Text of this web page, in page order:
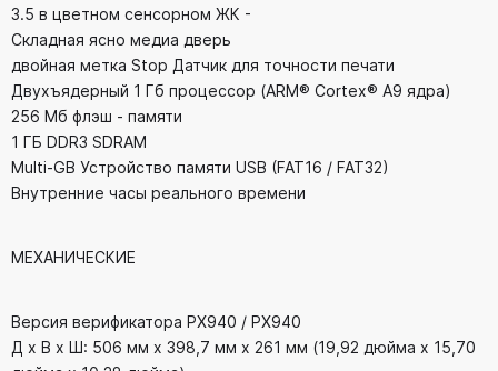
3.5 в цветном сенсорном ЖК -
Складная ясно медиа дверь
двойная метка Stop Датчик для точности печати
Двухъядерный 1 Гб процессор (ARM® Cortex® A9 ядра)
256 Мб флэш - памяти
1 ГБ DDR3 SDRAM
Multi-GB Устройство памяти USB (FAT16 / FAT32)
Внутренние часы реального времени
МЕХАНИЧЕСКИЕ
Версия верификатора PX940 / PX940
Д x В x Ш: 506 мм x 398,7 мм x 261 мм (19,92 дюйма x 15,70